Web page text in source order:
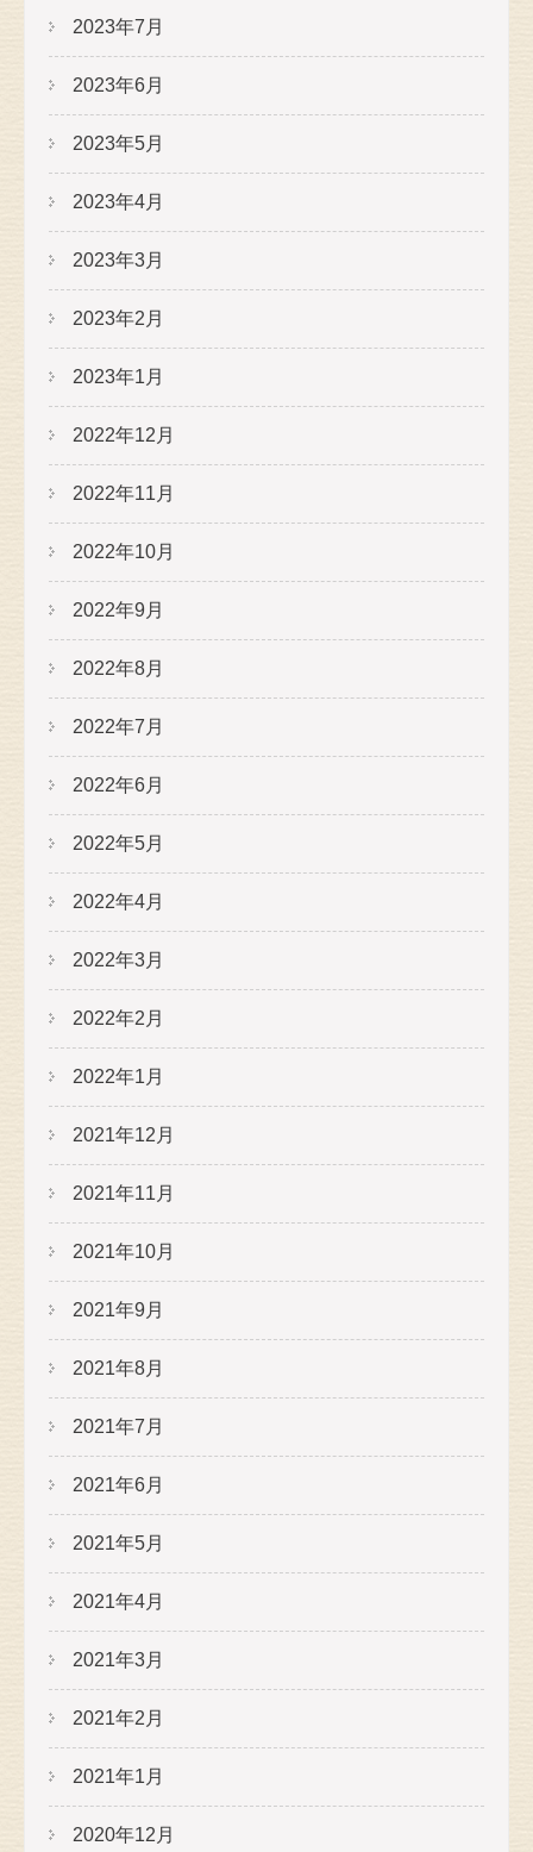
2023年7月
2023年6月
2023年5月
2023年4月
2023年3月
2023年2月
2023年1月
2022年12月
2022年11月
2022年10月
2022年9月
2022年8月
2022年7月
2022年6月
2022年5月
2022年4月
2022年3月
2022年2月
2022年1月
2021年12月
2021年11月
2021年10月
2021年9月
2021年8月
2021年7月
2021年6月
2021年5月
2021年4月
2021年3月
2021年2月
2021年1月
2020年12月